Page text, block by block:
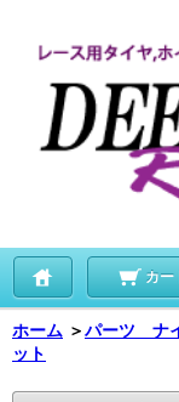
カー
ホーム ＞パーツ ナ
ット